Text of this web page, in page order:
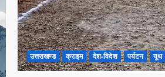
उत्तराखण्ड क्राइम देश-विदेश पर्यटन यूथ